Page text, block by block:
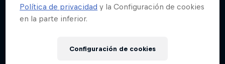
Política de privacidad y la Configuración de cookies
en la parte inferior.
Configuración de cookies